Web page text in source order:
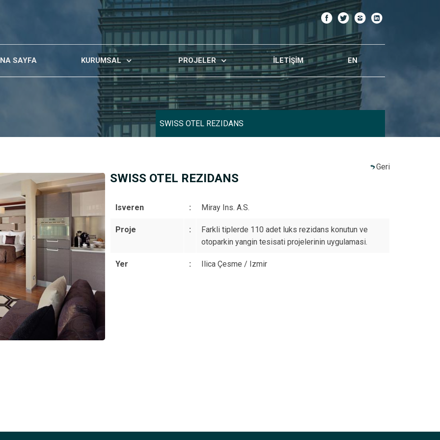
SAYFA KURUMSAL PROJELER İLETİŞİM EN
SWISS OTEL REZIDANS
Geri
SWISS OTEL REZIDANS
Isveren : Miray Ins. A.S.
Proje :
Farkli tiplerde 110 adet luks rezidans konutun ve
otoparkin yangin tesisati projelerinin uygulamasi.
Yer : Ilica Çesme / Izmir